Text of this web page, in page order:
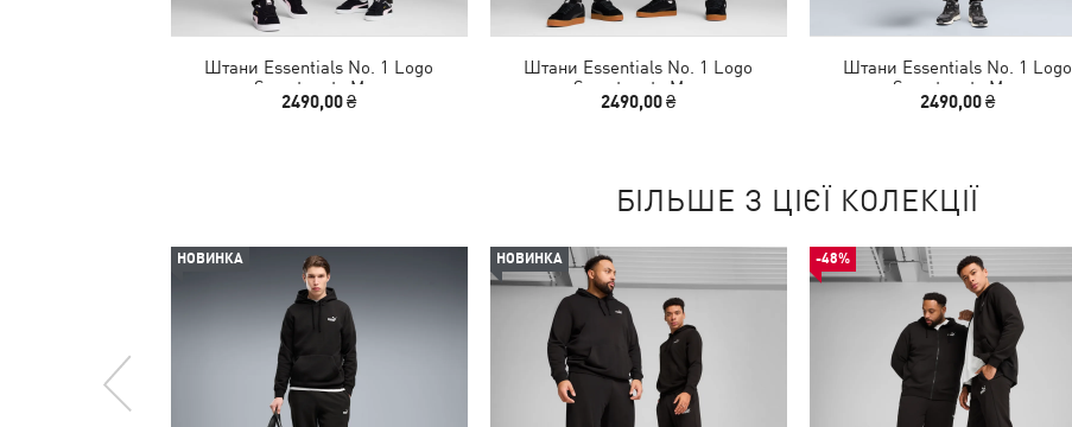
Штани Essentials No. 1 Logo
Sweatpants Men
2490,00 ₴
Штани Essentials No. 1 Logo
Sweatpants Men
2490,00 ₴
Штани Essentials No. 1 Logo
Sweatpants Men
2490,00 ₴
БІЛЬШЕ З ЦІЄЇ КОЛЕКЦІЇ
НОВИНКА НОВИНКА -48%